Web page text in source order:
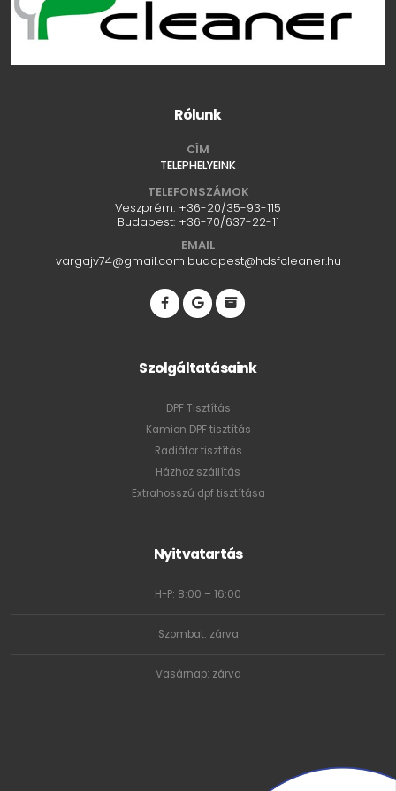
Rólunk
CÍM
TELEPHELYEINK
TELEFONSZÁMOK
Veszprém: +36-20/35-93-115
Budapest: +36-70/637-22-11
EMAIL
vargajv74@gmail.com budapest@hdsfcleaner.hu
Szolgáltatásaink
DPF Tisztítás
Kamion DPF tisztítás
Radiátor tisztítás
Házhoz szállítás
Extrahosszú dpf tisztítása
Nyitvatartás
H-P: 8:00 – 16:00
Szombat: zárva
Vasárnap: zárva